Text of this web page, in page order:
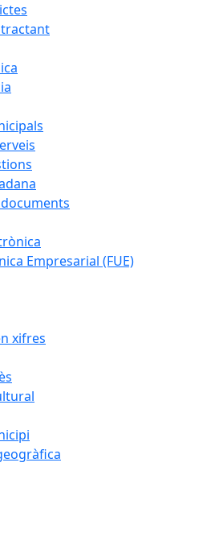
Empresarial (FUE)
xifres